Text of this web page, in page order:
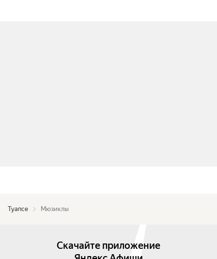
Туапсе Мюзиклы
Скачайте приложение